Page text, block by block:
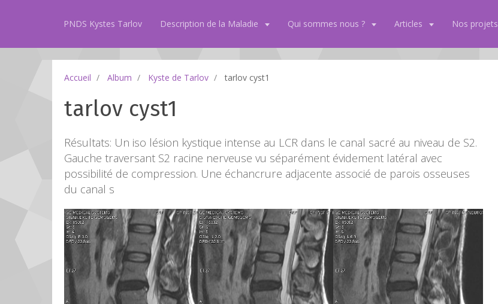
PNDS Kystes Tarlov Description de la Maladie Qui sommes nous ? Articles Nos projets
Accueil Album Kyste de Tarlov tarlov cyst1
tarlov cyst1
Résultats: Un iso lésion kystique intense au LCR dans le canal sacré au niveau de S2.
Gauche traversant S2 racine nerveuse vu séparément évidement latéral avec
possibilité de compression. Une échancrure adjacente associé de parois osseuses
du canal s